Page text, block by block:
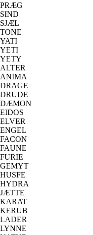
PRÆG
SIND
SJÆL
TONE
YATI
YETI
YETY
ALTER
ANIMA
DRAGE
DRUDE
DÆMON
EIDOS
ELVER
ENGEL
FACON
FAUNE
FURIE
GEMYT
HUSFE
HYDRA
JÆTTE
KARAT
KERUB
LADER
LYNNE